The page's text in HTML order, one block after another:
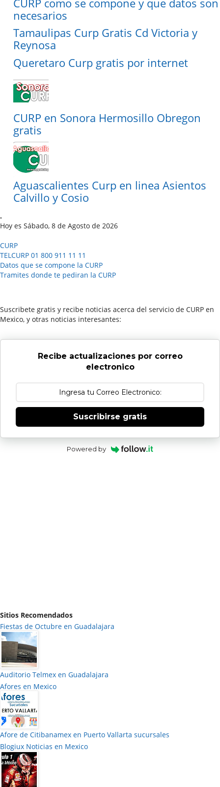
CURP como se compone y que datos son
necesarios
Tamaulipas Curp Gratis Cd Victoria y
Reynosa
Queretaro Curp gratis por internet
CURP en Sonora Hermosillo Obregon
gratis
Aguascalientes Curp en linea Asientos
Calvillo y Cosio
.
Hoy es Sábado, 8 de Agosto de 2026
CURP
TELCURP 01 800 911 11 11
Datos que se compone la CURP
Tramites donde te pediran la CURP
Suscribete gratis y recibe noticias acerca del servicio de CURP en
Mexico, y otras noticias interesantes:
Recibe actualizaciones por correo
electronico
Suscribirse gratis
Powered by
Sitios Recomendados
Fiestas de Octubre en Guadalajara
Auditorio Telmex en Guadalajara
Afores en Mexico
Afore de Citibanamex en Puerto Vallarta sucursales
Blogiux Noticias en Mexico